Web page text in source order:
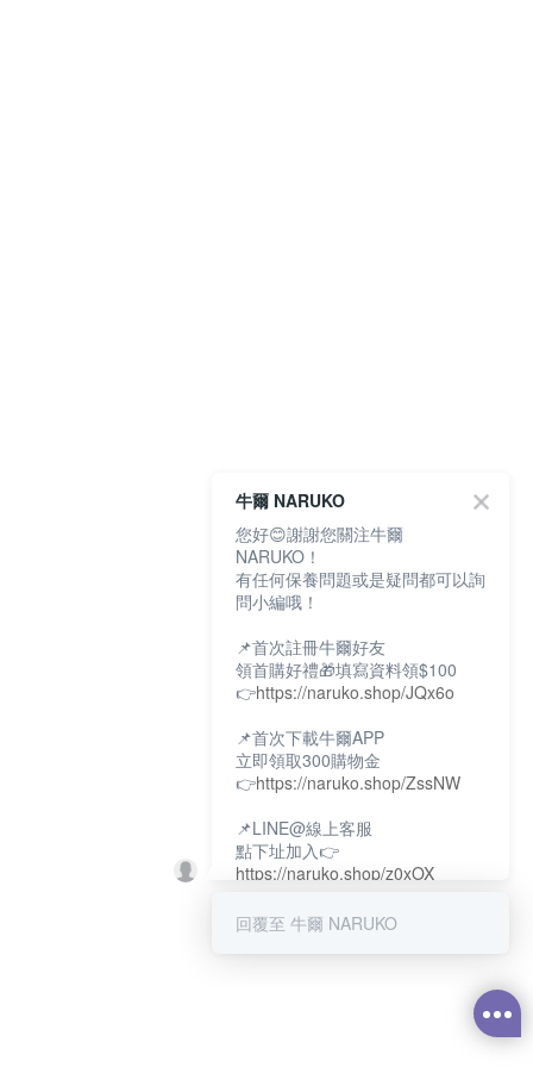
牛爾 NARUKO
您好😊謝謝您關注牛爾
NARUKO！
有任何保養問題或是疑問都可以詢
問小編哦！
📌首次註冊牛爾好友
領首購好禮🎁填寫資料領$100
👉https://naruko.shop/JQx6o
📌首次下載牛爾APP
立即領取300購物金
👉https://naruko.shop/ZssNW
📌LINE@線上客服
點下址加入👉
https://naruko.shop/z0xOX
📌電話客服：02-26581707
回覆至 牛爾 NARUKO